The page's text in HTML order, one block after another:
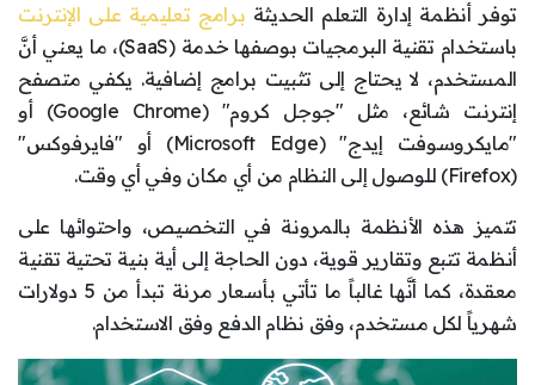
توفر أنظمة إدارة التعلم الحديثة برامج تعليمية على الإنترنت
باستخدام تقنية البرمجيات بوصفها خدمة (SaaS)، ما يعني أنَّ
المستخدم، لا يحتاج إلى تثبيت برامج إضافية. يكفي متصفح
إنترنت شائع، مثل "جوجل كروم" (Google Chrome) أو
"مايكروسوفت إيدج" (Microsoft Edge) أو "فايرفوكس"
(Firefox) للوصول إلى النظام من أي مكان وفي أي وقت.
تتميز هذه الأنظمة بالمرونة في التخصيص، واحتوائها على
أنظمة تتبع وتقارير قوية، دون الحاجة إلى أية بنية تحتية تقنية
معقدة، كما أنَّها غالباً ما تأتي بأسعار مرنة تبدأ من 5 دولارات
شهرياً لكل مستخدم، وفق نظام الدفع وفق الاستخدام.